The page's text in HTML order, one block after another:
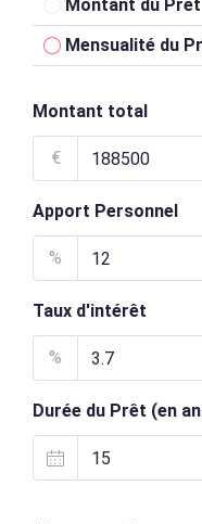
Montant du Prêt
Mensualité du
Montant total
€
Apport Personnel
%
Taux d'intérêt
%
Durée du Prêt (en